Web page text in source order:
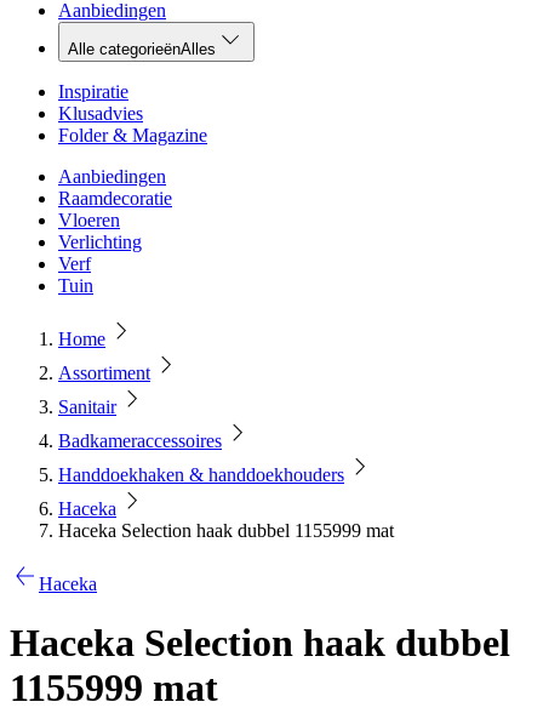
Aanbiedingen
Alle categorieënAlles
Inspiratie
Klusadvies
Folder & Magazine
Aanbiedingen
Raamdecoratie
Vloeren
Verlichting
Verf
Tuin
Home
Assortiment
Sanitair
Badkameraccessoires
Handdoekhaken & handdoekhouders
Haceka
Haceka Selection haak dubbel 1155999 mat
Haceka
Haceka Selection haak dubbel
1155999 mat